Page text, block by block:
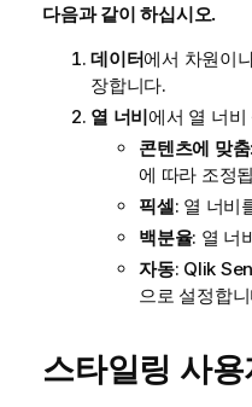
다음과 같이 하십시오.
데이터에서 차원이
장합니다.
열 너비에서 열 너비
콘텐츠에 맞춤
에 따라 조정
픽셀: 열 너비
백분율: 열 너
자동: Qlik
으로 설정합
스타일링 사